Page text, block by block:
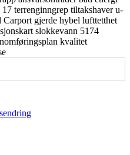
17 terrenginngrep tiltakshaveru-
Carport gjerde hybel lufttetthet
slokkevann 5174
kvalitet